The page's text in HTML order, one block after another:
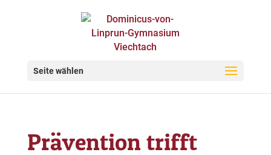
Seite wählen
Prävention trifft